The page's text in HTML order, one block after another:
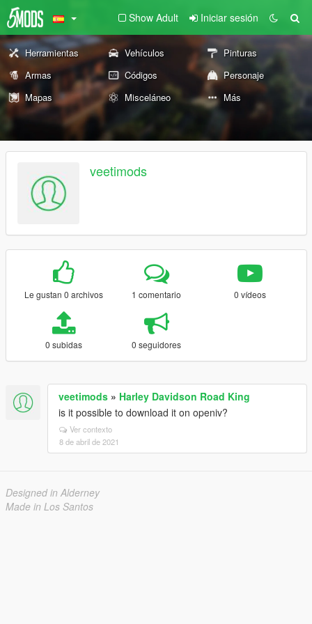
Show Adult Iniciar sesión
Herramientas Vehículos
Pinturas
Armas
Códigos
Personaje
Mapas
Misceláneo Más
veetimods
Le gustan 0 archivos 1 comentario 0 vídeos
0 subidas 0 seguidores
veetimods » Harley Davidson Road King
is it possible to download it on openiv?
Ver contexto
8 de abril de 2021
Designed in Alderney
Made in Los Santos